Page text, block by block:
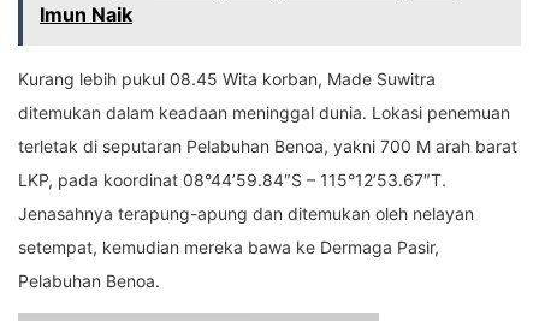
Imun Naik
Kurang lebih pukul 08.45 Wita korban, Made Suwitra
ditemukan dalam keadaan meninggal dunia. Lokasi penemuan
terletak di seputaran Pelabuhan Benoa, yakni 700 M arah barat
LKP, pada koordinat 08°44’59.84″S – 115°12’53.67″T.
Jenasahnya terapung-apung dan ditemukan oleh nelayan
setempat, kemudian mereka bawa ke Dermaga Pasir,
Pelabuhan Benoa.